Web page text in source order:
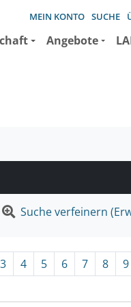
MEIN KONTO SUCHE
Angebote
Suche verfeinern
3 4 5 6 7 8 9